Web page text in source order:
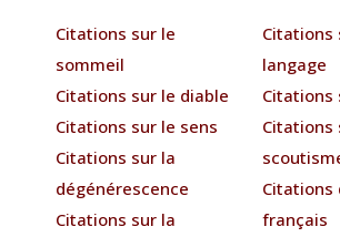
Citations sur le
sommeil
Citations sur le diable
Citations sur le sens
Citations sur la
dégénérescence
Citations sur la
Citations
langage
Citations
Citations
Citations
français